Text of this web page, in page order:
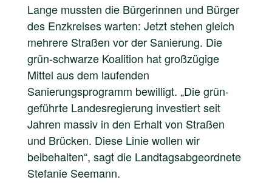
Lange mussten die Bürgerinnen und Bürger
des Enzkreises warten: Jetzt stehen gleich
mehrere Straßen vor der Sanierung. Die
grün-schwarze Koalition hat großzügige
Mittel aus dem laufenden
Sanierungsprogramm bewilligt. „Die grün-
geführte Landesregierung investiert seit
Jahren massiv in den Erhalt von Straßen
und Brücken. Diese Linie wollen wir
beibehalten“, sagt die Landtagsabgeordnete
Stefanie Seemann.